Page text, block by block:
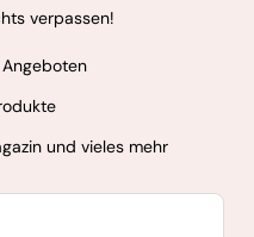
verpassen!
und vieles mehr